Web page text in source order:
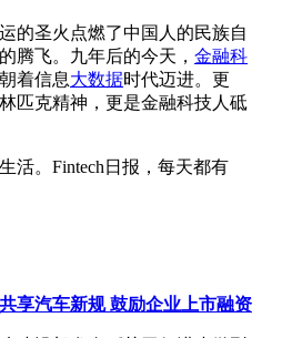
圣火点燃了中国人的民族自
腾飞。九年后的今天， 金融科
着信息大数据时代迈进。更
匹克精神，更是金融科技人砥
。Fintech日报，每天都有
享汽车新规 鼓励企业上市融资